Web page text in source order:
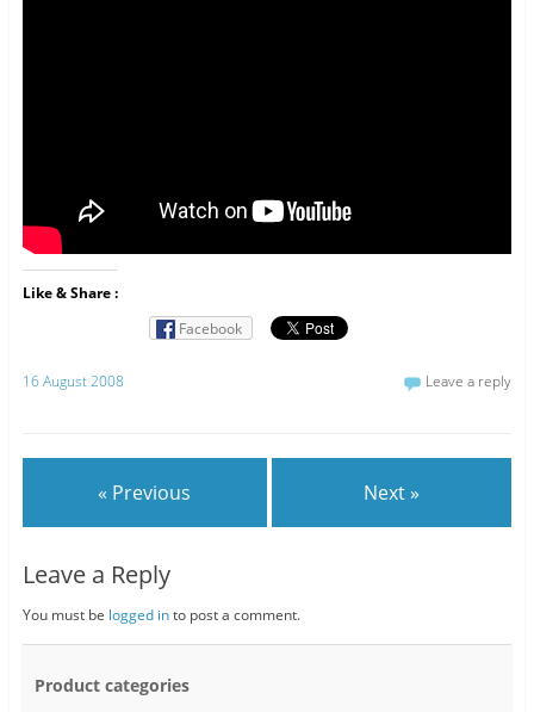
Like & Share :
Facebook
16 August 2008 Leave a reply
« Previous Next »
Leave a Reply
You must be logged into post a comment.
Product categories